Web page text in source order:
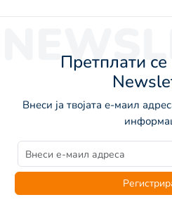
Претплати
Внеси ја твојата е-маил